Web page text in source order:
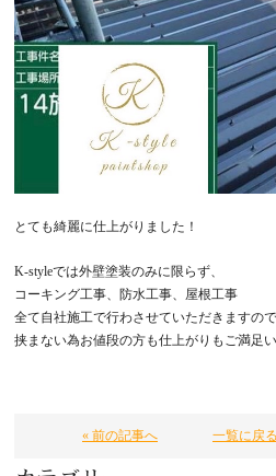
とても綺麗に仕上がりました！
K-styleでは外壁塗装のみに限らず、
コーキング工事、防水工事、屋根工事
全て自社施工で行わさせていただきますの
挟まない為お値段の方も仕上がりもご満足
« 前の記事へ 一覧に戻る